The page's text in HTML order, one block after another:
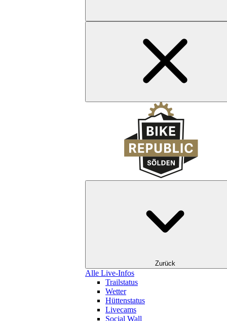
Zurück
Alle Live-Infos
Trailstatus
Wetter
Hüttenstatus
Livecams
Social Wall